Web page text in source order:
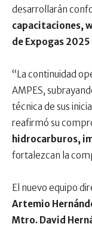
desarrollarán
capacitaciones,
de Expogas 2025
“La continuidad
AMPES,
técnica de sus
reafirmó su
hidrocarburos,
fortalezcan la
El nuevo equipo
Artemio
Mtro. David